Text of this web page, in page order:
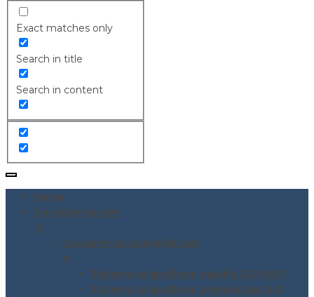
Exact matches only
Search in title
Search in content
Home
Consulenze per
▼
Consulenze Aziendali per
▼
Sistema di gestione qualità ISO 9001
Sistema di gestione ambientale ISO